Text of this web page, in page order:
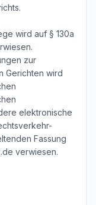
wird auf § 130a
zur
Gerichten wird
elektronische
Fassung
verwiesen.